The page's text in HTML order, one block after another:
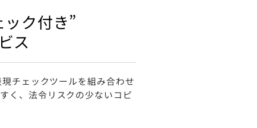
ク付き”
ス
チェックツールを組み合わせ
く、法令リスクの少ないコピ